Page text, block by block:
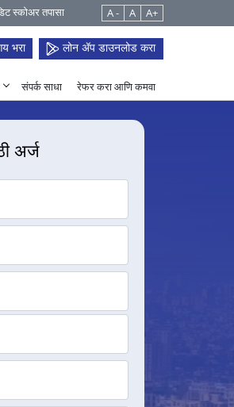
स्कोअर तपासा A - A A+
भरा लोन ॲप डाउनलोड करा
संपर्क साधा रेफर करा आणि कमवा
अर्ज